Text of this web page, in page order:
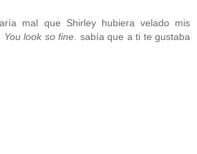
mal que Shirley hubiera velado mis
You look so fine . sabía que a ti te gustaba